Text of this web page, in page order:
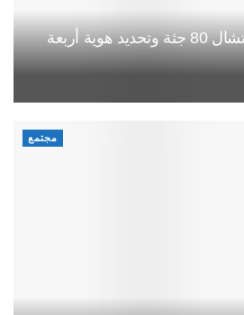
سلطات سبتة تعلن انتشال 80 جثة وتحديد هوية أربعة
مجتمع